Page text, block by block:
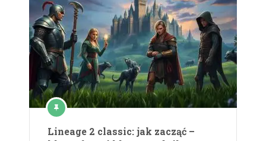
Lineage 2 classic: jak zacząć –